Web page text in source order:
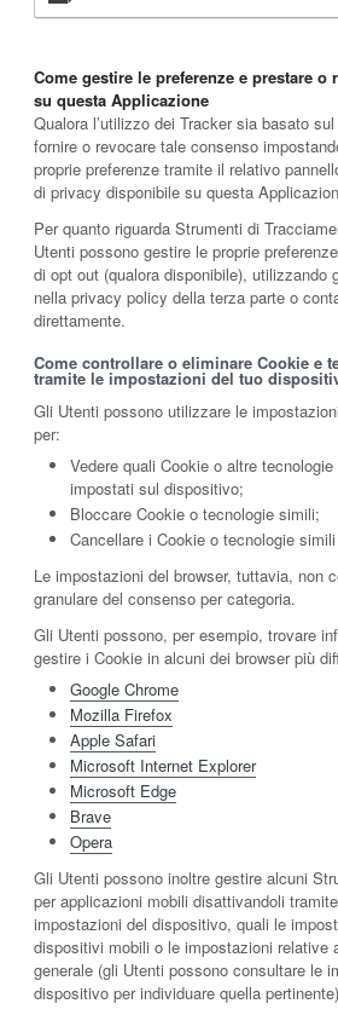
Come gestire le preferenze e prestare o
su questa Applicazione
Qualora l’utilizzo dei Tracker sia basato
fornire o revocare tale consenso
proprie preferenze tramite il relativo
di privacy disponibile su questa
Per quanto riguarda Strumenti di
Utenti possono gestire le proprie
di opt out (qualora disponibile), utilizzando
nella privacy policy della terza parte o
direttamente.
Come controllare o eliminare Cookie e
tramite le impostazioni del tuo
Gli Utenti possono utilizzare le
per:
Vedere quali Cookie o altre
impostati sul dispositivo;
Bloccare Cookie o tecnologie simili;
Cancellare i Cookie o tecnologie
Le impostazioni del browser, tuttavia, non
granulare del consenso per categoria.
Gli Utenti possono, per esempio, trovare
gestire i Cookie in alcuni dei browser più
Google Chrome
Mozilla Firefox
Apple Safari
Microsoft Internet Explorer
Microsoft Edge
Brave
Opera
Gli Utenti possono inoltre gestire alcuni
per applicazioni mobili disattivandoli
impostazioni del dispositivo, quali le
dispositivi mobili o le impostazioni relative
generale (gli Utenti possono consultare le
dispositivo per individuare quella